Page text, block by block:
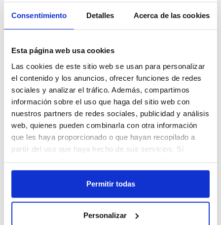
Consentimiento Detalles Acerca de las cookies
Esta página web usa cookies
Las cookies de este sitio web se usan para personalizar
el contenido y los anuncios, ofrecer funciones de redes
sociales y analizar el tráfico. Además, compartimos
información sobre el uso que haga del sitio web con
nuestros partners de redes sociales, publicidad y análisis
web, quienes pueden combinarla con otra información
que les haya proporcionado o que hayan recopilado a
partir del uso que haya hecho de sus servicios. Si
privacidado lapolítica de cookies.
Permitir todas
Personalizar
Progresión y descanso
. Si aumentas de
poco y dar tiempo para recuperarse.
Busca ayuda profesional. Una fisioterapeuta
de suelo pélvico puede enseñarte a activar
correctamente esta musculatura y adaptar tu
entrenamiento. Así como encontrar
Hacer deporte de alto impacto no tiene por qué
significar renunciar a un suelo pélvico sano
Ni tu suelo pélvico te tiene porque hacer renunciar
La clave está en entrenarlo, igual que cualquier
otro músculo, y no ignorar los primeros síntomas.